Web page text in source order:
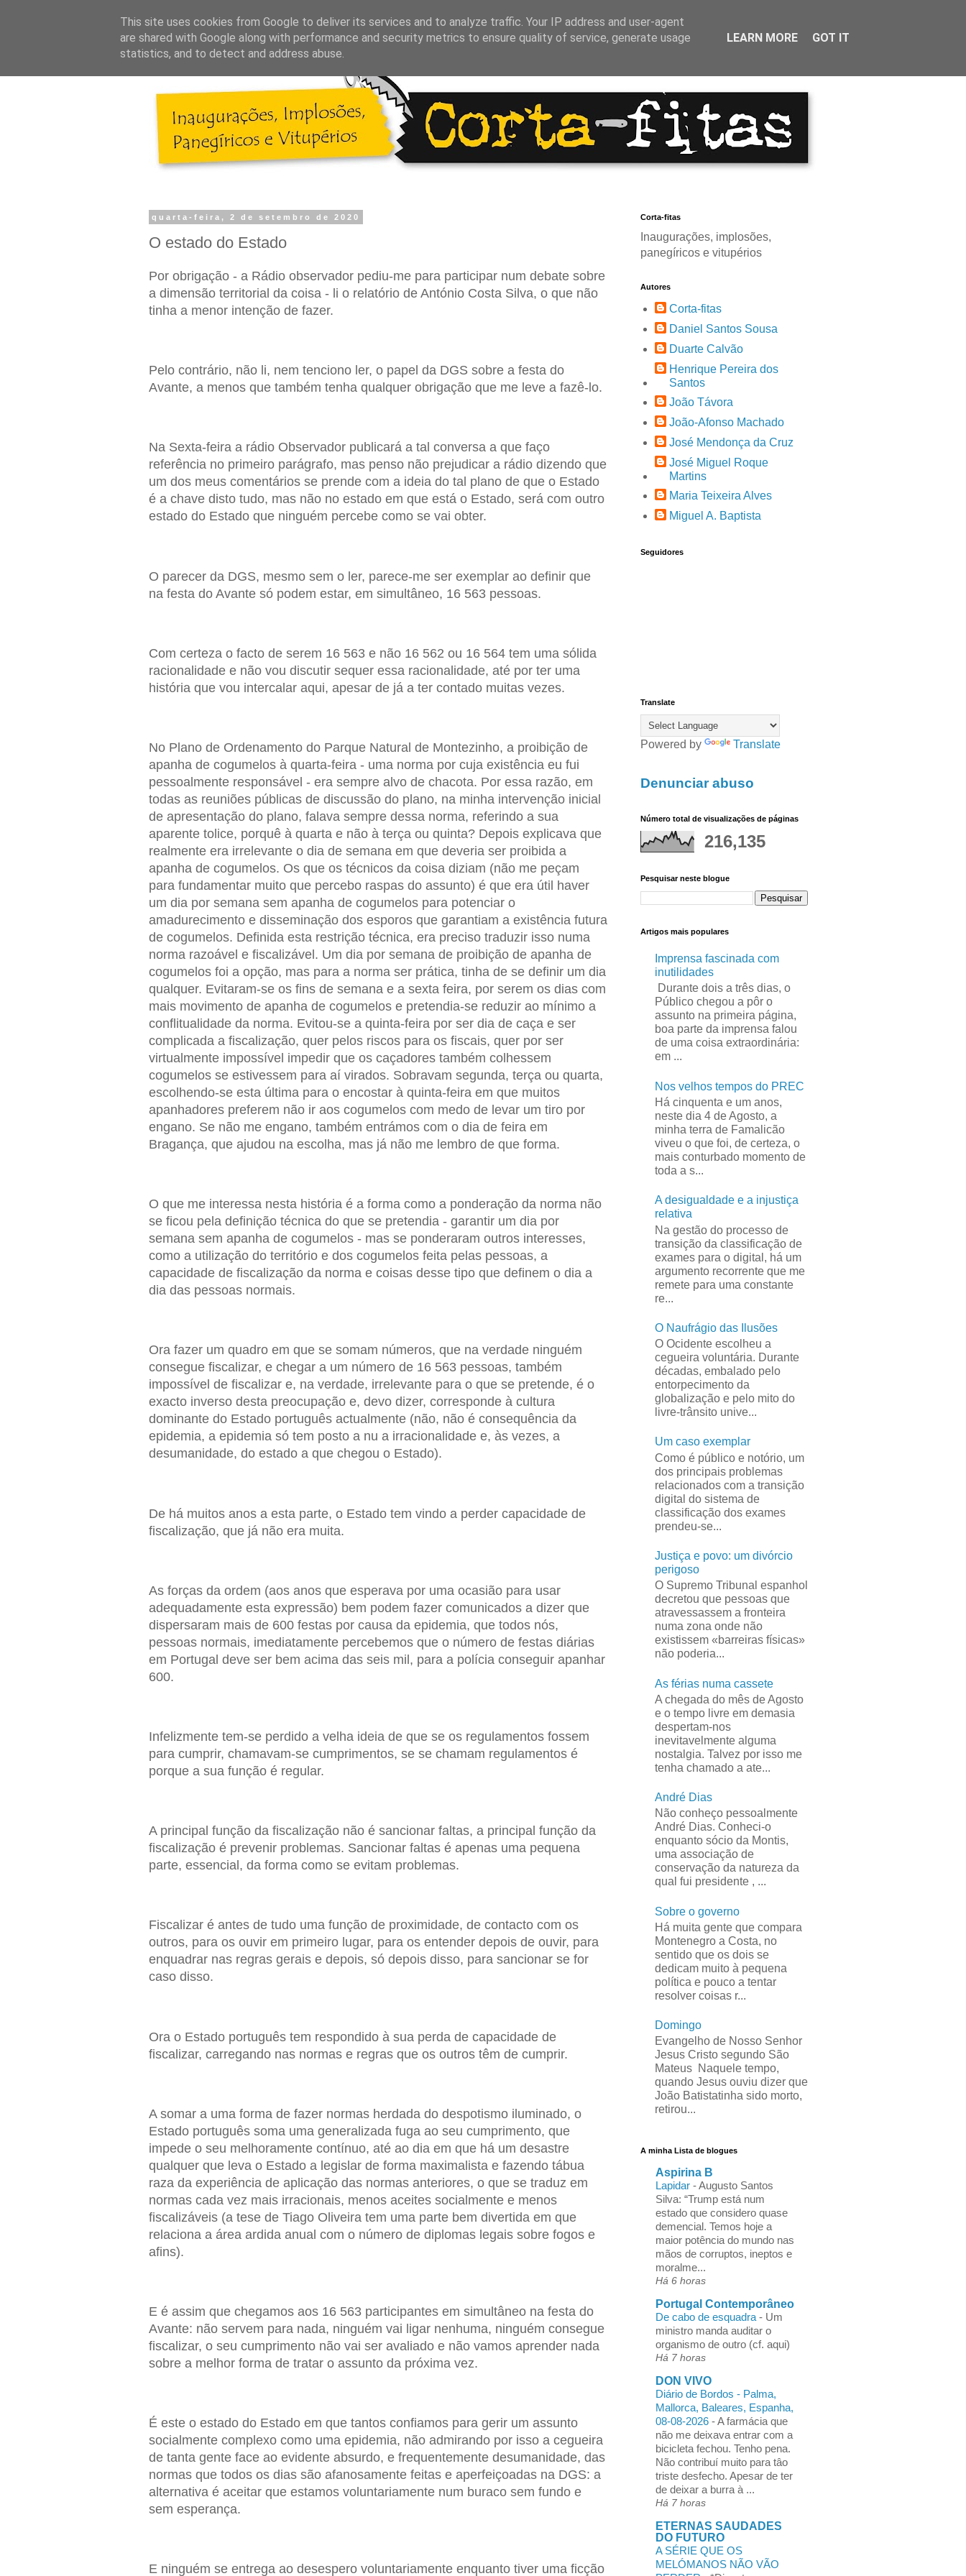
quarta-feira, 2 de setembro de 2020
O estado do Estado
Por obrigação - a Rádio observador pediu-me para participar num debate sobre
a dimensão territorial da coisa - li o relatório de António Costa Silva, o que não
tinha a menor intenção de fazer.
Pelo contrário, não li, nem tenciono ler, o papel da DGS sobre a festa do
Avante, a menos que também tenha qualquer obrigação que me leve a fazê-lo.
Na Sexta-feira a rádio Observador publicará a tal conversa a que faço
referência no primeiro parágrafo, mas penso não prejudicar a rádio dizendo que
um dos meus comentários se prende com a ideia do tal plano de que o Estado
é a chave disto tudo, mas não no estado em que está o Estado, será com outro
estado do Estado que ninguém percebe como se vai obter.
O parecer da DGS, mesmo sem o ler, parece-me ser exemplar ao definir que
na festa do Avante só podem estar, em simultâneo, 16 563 pessoas.
Com certeza o facto de serem 16 563 e não 16 562 ou 16 564 tem uma sólida
racionalidade e não vou discutir sequer essa racionalidade, até por ter uma
história que vou intercalar aqui, apesar de já a ter contado muitas vezes.
No Plano de Ordenamento do Parque Natural de Montezinho, a proibição de
apanha de cogumelos à quarta-feira - uma norma por cuja existência eu fui
pessoalmente responsável - era sempre alvo de chacota. Por essa razão, em
todas as reuniões públicas de discussão do plano, na minha intervenção inicial
de apresentação do plano, falava sempre dessa norma, referindo a sua
aparente tolice, porquê à quarta e não à terça ou quinta? Depois explicava que
realmente era irrelevante o dia de semana em que deveria ser proibida a
apanha de cogumelos. Os que os técnicos da coisa diziam (não me peçam
para fundamentar muito que percebo raspas do assunto) é que era útil haver
um dia por semana sem apanha de cogumelos para potenciar o
amadurecimento e disseminação dos esporos que garantiam a existência futura
de cogumelos. Definida esta restrição técnica, era preciso traduzir isso numa
norma razoável e fiscalizável. Um dia por semana de proibição de apanha de
cogumelos foi a opção, mas para a norma ser prática, tinha de se definir um dia
qualquer. Evitaram-se os fins de semana e a sexta feira, por serem os dias com
mais movimento de apanha de cogumelos e pretendia-se reduzir ao mínimo a
conflitualidade da norma. Evitou-se a quinta-feira por ser dia de caça e ser
complicada a fiscalização, quer pelos riscos para os fiscais, quer por ser
virtualmente impossível impedir que os caçadores também colhessem
cogumelos se estivessem para aí virados. Sobravam segunda, terça ou quarta,
escolhendo-se esta última para o encostar à quinta-feira em que muitos
apanhadores preferem não ir aos cogumelos com medo de levar um tiro por
engano. Se não me engano, também entrámos com o dia de feira em
Bragança, que ajudou na escolha, mas já não me lembro de que forma.
O que me interessa nesta história é a forma como a ponderação da norma não
se ficou pela definição técnica do que se pretendia - garantir um dia por
semana sem apanha de cogumelos - mas se ponderaram outros interesses,
como a utilização do território e dos cogumelos feita pelas pessoas, a
capacidade de fiscalização da norma e coisas desse tipo que definem o dia a
dia das pessoas normais.
Ora fazer um quadro em que se somam números, que na verdade ninguém
consegue fiscalizar, e chegar a um número de 16 563 pessoas, também
impossível de fiscalizar e, na verdade, irrelevante para o que se pretende, é o
exacto inverso desta preocupação e, devo dizer, corresponde à cultura
dominante do Estado português actualmente (não, não é consequência da
epidemia, a epidemia só tem posto a nu a irracionalidade e, às vezes, a
desumanidade, do estado a que chegou o Estado).
De há muitos anos a esta parte, o Estado tem vindo a perder capacidade de
fiscalização, que já não era muita.
As forças da ordem (aos anos que esperava por uma ocasião para usar
adequadamente esta expressão) bem podem fazer comunicados a dizer que
dispersaram mais de 600 festas por causa da epidemia, que todos nós,
pessoas normais, imediatamente percebemos que o número de festas diárias
em Portugal deve ser bem acima das seis mil, para a polícia conseguir apanhar
600.
Infelizmente tem-se perdido a velha ideia de que se os regulamentos fossem
para cumprir, chamavam-se cumprimentos, se se chamam regulamentos é
porque a sua função é regular.
A principal função da fiscalização não é sancionar faltas, a principal função da
fiscalização é prevenir problemas. Sancionar faltas é apenas uma pequena
parte, essencial, da forma como se evitam problemas.
Fiscalizar é antes de tudo uma função de proximidade, de contacto com os
outros, para os ouvir em primeiro lugar, para os entender depois de ouvir, para
enquadrar nas regras gerais e depois, só depois disso, para sancionar se for
caso disso.
Ora o Estado português tem respondido à sua perda de capacidade de
fiscalizar, carregando nas normas e regras que os outros têm de cumprir.
A somar a uma forma de fazer normas herdada do despotismo iluminado, o
Estado português soma uma generalizada fuga ao seu cumprimento, que
impede o seu melhoramente contínuo, até ao dia em que há um desastre
qualquer que leva o Estado a legislar de forma maximalista e fazendo tábua
raza da experiência de aplicação das normas anteriores, o que se traduz em
normas cada vez mais irracionais, menos aceites socialmente e menos
fiscalizáveis (a tese de Tiago Oliveira tem uma parte bem divertida em que
relaciona a área ardida anual com o número de diplomas legais sobre fogos e
afins).
E é assim que chegamos aos 16 563 participantes em simultâneo na festa do
Avante: não servem para nada, ninguém vai ligar nenhuma, ninguém consegue
fiscalizar, o seu cumprimento não vai ser avaliado e não vamos aprender nada
sobre a melhor forma de tratar o assunto da próxima vez.
É este o estado do Estado em que tantos confiamos para gerir um assunto
socialmente complexo como uma epidemia, não admirando por isso a cegueira
de tanta gente face ao evidente absurdo, e frequentemente desumanidade, das
normas que todos os dias são afanosamente feitas e aperfeiçoadas na DGS: a
alternativa é aceitar que estamos voluntariamente num buraco sem fundo e
sem esperança.
E ninguém se entrega ao desespero voluntariamente enquanto tiver uma ficção
Corta-fitas
Inaugurações, implosões,
panegíricos e vitupérios
Autores
Corta-fitas
Daniel Santos Sousa
Duarte Calvão
Henrique Pereira dos
Santos
João Távora
João-Afonso Machado
José Mendonça da Cruz
José Miguel Roque
Martins
Maria Teixeira Alves
Miguel A. Baptista
Seguidores
Translate
Powered by Translate
Denunciar abuso
Número total de visualizações de páginas
216,135
Pesquisar neste blogue
Artigos mais populares
Imprensa fascinada com
inutilidades
Durante dois a três dias, o
Público chegou a pôr o
assunto na primeira página,
boa parte da imprensa falou
de uma coisa extraordinária:
em ...
Nos velhos tempos do PREC
Há cinquenta e um anos,
neste dia 4 de Agosto, a
minha terra de Famalicão
viveu o que foi, de certeza, o
mais conturbado momento de
toda a s...
A desigualdade e a injustiça
relativa
Na gestão do processo de
transição da classificação de
exames para o digital, há um
argumento recorrente que me
remete para uma constante
re...
O Naufrágio das Ilusões
O Ocidente escolheu a
cegueira voluntária. Durante
décadas, embalado pelo
entorpecimento da
globalização e pelo mito do
livre-trânsito unive...
Um caso exemplar
Como é público e notório, um
dos principais problemas
relacionados com a transição
digital do sistema de
classificação dos exames
prendeu-se...
Justiça e povo: um divórcio
perigoso
O Supremo Tribunal espanhol
decretou que pessoas que
atravessassem a fronteira
numa zona onde não
existissem «barreiras físicas»
não poderia...
As férias numa cassete
A chegada do mês de Agosto
e o tempo livre em demasia
despertam-nos
inevitavelmente alguma
nostalgia. Talvez por isso me
tenha chamado a ate...
André Dias
Não conheço pessoalmente
André Dias. Conheci-o
enquanto sócio da Montis,
uma associação de
conservação da natureza da
qual fui presidente , ...
Sobre o governo
Há muita gente que compara
Montenegro a Costa, no
sentido que os dois se
dedicam muito à pequena
política e pouco a tentar
resolver coisas r...
Domingo
Evangelho de Nosso Senhor
Jesus Cristo segundo São
Mateus Naquele tempo,
quando Jesus ouviu dizer que
João Batistatinha sido morto,
retirou...
A minha Lista de blogues
Aspirina B
Lapidar -Augusto Santos
Silva: “Trump está num
estado que considero quase
demencial. Temos hoje a
maior potência do mundo nas
mãos de corruptos, ineptos e
moralme...
Há 6 horas
Portugal Contemporâneo
De cabo de esquadra - Um
ministro manda auditar o
organismo de outro (cf. aqui)
Há 7 horas
DON VIVO
Diário de Bordos - Palma,
Mallorca, Baleares, Espanha,
08-08-2026 -A farmácia que
não me deixava entrar com a
bicicleta fechou. Tenho pena.
Não contribuí muito para tâo
triste desfecho. Apesar de ter
de deixar a burra à ...
Há 7 horas
ETERNAS SAUDADES
DO FUTURO
A SÉRIE QUE OS
MELÓMANOS NÃO VÃO
This site uses cookies from Google to deliver its services and to analyze traffic. Your IP address and user-agent
are shared with Google along with performance and security metrics to ensure quality of service, generate usage
statistics, and to detect and address abuse.
LEARN MORE GOT IT